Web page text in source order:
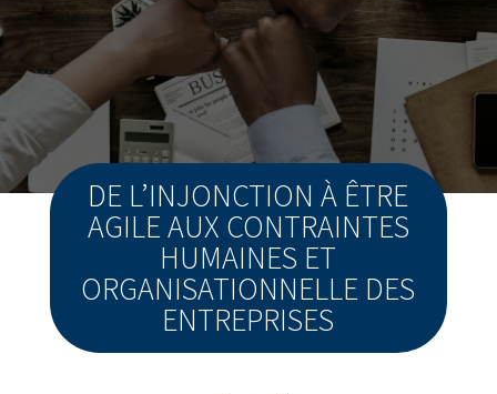
DE L’INJONCTION À ÊTRE
AGILE AUX CONTRAINTES
HUMAINES ET
ORGANISATIONNELLE DES
ENTREPRISES